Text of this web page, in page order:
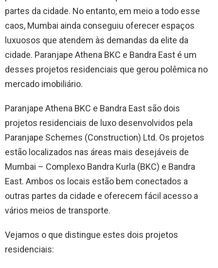
partes da cidade. No entanto, em meio a todo esse
caos, Mumbai ainda conseguiu oferecer espaços
luxuosos que atendem às demandas da elite da
cidade. Paranjape Athena BKC e Bandra East é um
desses projetos residenciais que gerou polêmica no
mercado imobiliário.
Paranjape Athena BKC e Bandra East são dois
projetos residenciais de luxo desenvolvidos pela
Paranjape Schemes (Construction) Ltd. Os projetos
estão localizados nas áreas mais desejáveis ​​de
Mumbai – Complexo Bandra Kurla (BKC) e Bandra
East. Ambos os locais estão bem conectados a
outras partes da cidade e oferecem fácil acesso a
vários meios de transporte.
Vejamos o que distingue estes dois projetos
residenciais: